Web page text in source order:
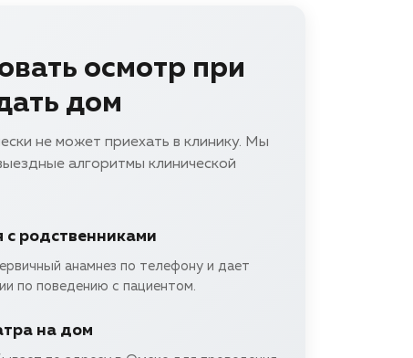
осмотр при
дом
не может приехать в клинику. Мы
алгоритмы клинической
с родственниками
анамнез по телефону и дает
по поведению с пациентом.
на дом